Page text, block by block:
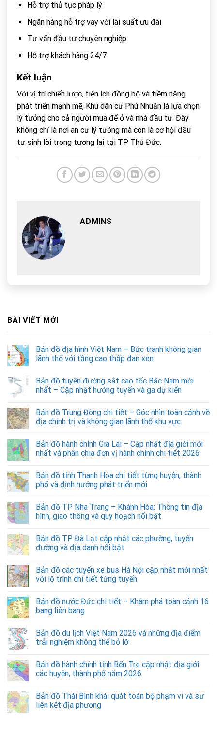
Hỗ trợ thủ tục pháp lý
Ngân hàng hỗ trợ vay với lãi suất ưu đãi
Tư vấn đầu tư chuyên nghiệp
Hỗ trợ khách hàng 24/7
Kết luận
Với vị trí chiến lược, tiện ích đồng bộ và tiềm năng
phát triển mạnh mẽ, Khu dân cư Phú Nhuận là lựa chọn
lý tưởng cho cả người mua để ở và nhà đầu tư. Đây
không chỉ là nơi an cư lý tưởng mà còn là cơ hội đầu
tư sinh lời trong tương lai tại TP Thủ Đức.
ADMINS
BÀI VIẾT MỚI
Bản đồ địa hình Việt Nam – Bức tranh không gian
lãnh thổ với tầng cao thấp đan xen
Bản đồ tuyến đường sắt cao tốc Bắc Nam mới
nhất – Cập nhật hướng tuyến và ga dự kiến
Bản đồ Trung Đông chi tiết – Góc nhìn toàn cảnh về
địa chính trị và không gian lãnh thổ khu vực
Bản đồ hành chính Gia Lai – Cập nhật địa giới mới
nhất và phân chia đơn vị hành chính chi tiết 2026
Bản đồ tỉnh Thanh Hóa chi tiết từng huyện, thành
phố và định hướng phát triển mới
Bản đồ TP Nha Trang – Khánh Hòa: Thông tin địa
hình, giao thông và quy hoạch nổi bật
Bản đồ TP Đà Lạt cập nhật các phường, tuyến
đường và địa danh nổi bật
Bản đồ các tuyến xe bus Hà Nội cập nhật mới nhất
với lộ trình chi tiết từng tuyến
Bản đồ nước Đức chi tiết – Khám phá toàn cảnh 16
bang liên bang
Bản đồ du lịch Việt Nam 2026 và những địa điểm
trải nghiệm không thể bỏ lỡ
Bản đồ hành chính tỉnh Bến Tre cập nhật địa giới
các huyện, thành phố năm 2026
Bản đồ Thái Bình khái quát toàn bộ phạm vi và sự
liên kết địa phương